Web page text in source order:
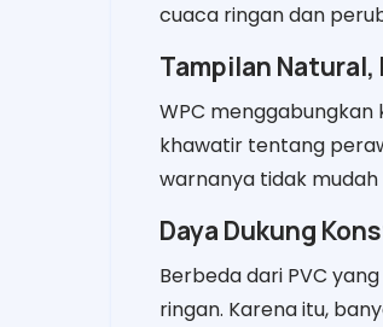
cuaca ringan dan
Tampilan
WPC menggabungkan
khawatir tentang
warnanya tidak mudah
Daya Dukung
Berbeda dari PVC
ringan. Karena itu,